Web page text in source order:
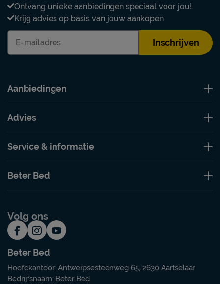
Ontvang unieke aanbiedingen speciaal voor jou!
Krijg advies op basis van jouw aankopen
Inschrijven
Aanbiedingen
Advies
Service & informatie
Beter Bed
Volg ons
Beter Bed
Hoofdkantoor: Antwerpsesteenweg 65, 2630 Aartselaar
Bedrijfsnaam: Beter Bed